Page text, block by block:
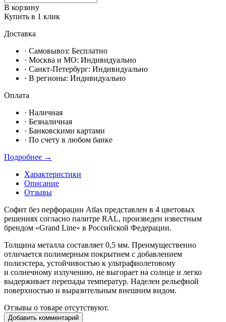
В корзину
Купить в 1 клик
Доставка
· Самовывоз: Бесплатно
· Москвa и МО: Индивидуально
· Санкт-Петербург: Индивидуально
· В регионы: Индивидуально
Оплата
· Наличная
· Безналичная
· Банковскими картами
· По счету в любом банке
Подробнее →
Характеристики
Описание
Отзывы
Софит без перфорации Atlas представлен в 4 цветовых
решениях согласно палитре RAL, произведен известным
брендом «Grand Line» в Российской Федерации.
Толщина металла составляет 0,5 мм. Преимущественно
отличается полимерным покрытием с добавлением
полиэстера, устойчивостью к ультрафиолетовому
и солнечному излучению, не выгорает на солнце и легко
выдерживает перепады температур. Наделен рельефной
поверхностью и выразительным внешним видом.
Отзывы о товаре отсутствуют.
Добавить комментарий